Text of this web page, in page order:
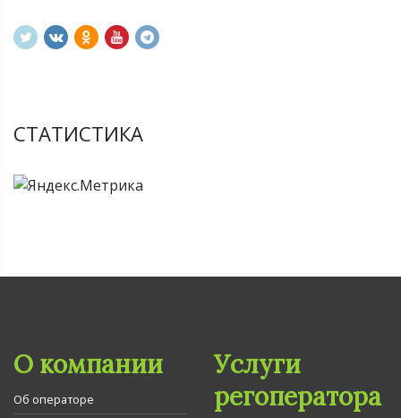
СТАТИСТИКА
О компании
Об операторе
Услуги
регоператора